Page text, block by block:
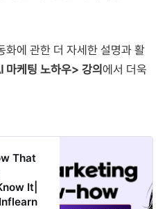
화에 관한 더 자세한 설명과 활
마케팅 노하우> 강의에서 더욱
That
It|